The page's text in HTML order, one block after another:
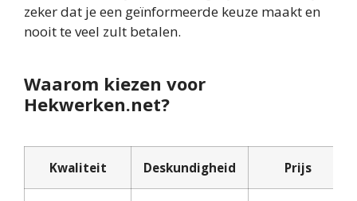
zeker dat je een geïnformeerde keuze maakt en
nooit te veel zult betalen.
Waarom kiezen voor
Hekwerken.net?
Kwaliteit Deskundigheid Prijs